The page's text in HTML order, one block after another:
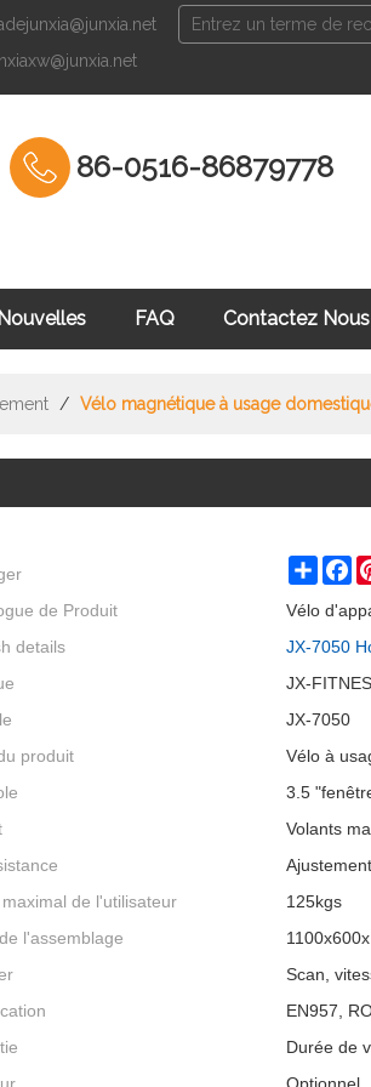
86-0516-86879778
Nouvelles FAQ Contactez Nous
/ Vélo magnétique à usage
Share
de Produit
Vélo
details
JX-7050
JX-
JX-7050
produit
Vélo à
3.5
Volants
maximal de l'utilisateur
125kgs
l'assemblage
Scan,
EN957,
Durée de